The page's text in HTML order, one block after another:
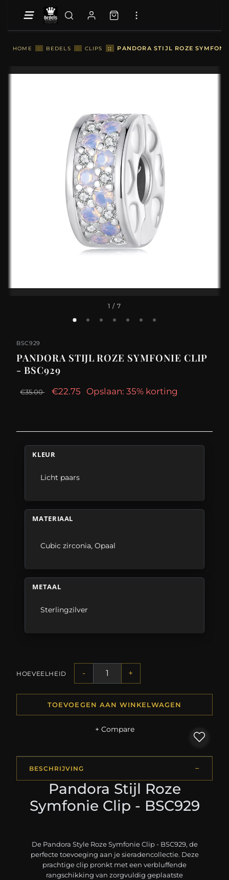
HOME :: BEDELS :: CLIPS :: PANDORA STIJL ROZE
1 / 7
BSC929
PANDORA STIJL ROZE SYMFONIE CLIP
- BSC929
€35.00 €22.75 Opslaan: 35% korting
KLEUR
Licht paars
MATERIAAL
Cubic zirconia,Opaal
METAAL
Sterlingzilver
HOEVEELHEID - +
TOEVOEGEN AAN WINKELWAGEN
+ Compare
BESCHRIJVING
Pandora Stijl Roze
Symfonie Clip - BSC929
De Pandora Style Roze Symfonie Clip - BSC929, de
perfecte toevoeging aan je sieradencollectie. Deze
prachtige clip pronkt met een verbluffende
rangschikking van zorgvuldig geplaatste